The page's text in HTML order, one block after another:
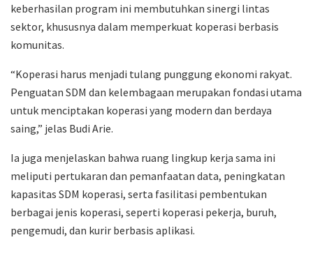
keberhasilan program ini membutuhkan sinergi lintas
sektor, khususnya dalam memperkuat koperasi berbasis
komunitas.
“Koperasi harus menjadi tulang punggung ekonomi rakyat.
Penguatan SDM dan kelembagaan merupakan fondasi utama
untuk menciptakan koperasi yang modern dan berdaya
saing,” jelas Budi Arie.
Ia juga menjelaskan bahwa ruang lingkup kerja sama ini
meliputi pertukaran dan pemanfaatan data, peningkatan
kapasitas SDM koperasi, serta fasilitasi pembentukan
berbagai jenis koperasi, seperti koperasi pekerja, buruh,
pengemudi, dan kurir berbasis aplikasi.